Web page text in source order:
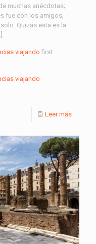
muchas anécdotas;
fue con los amigos,
Quizás esta es la
viajando first
viajando
Leer más